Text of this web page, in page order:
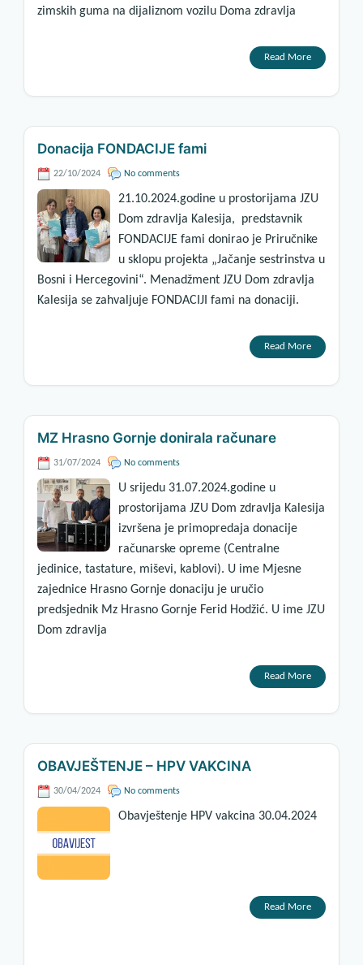
zimskih guma na dijaliznom vozilu Doma zdravlja
Read More
Donacija FONDACIJE fami
22/10/2024 No comments
21.10.2024.godine u prostorijama JZU
Dom zdravlja Kalesija, predstavnik
FONDACIJE fami donirao je Priručnike
u sklopu projekta „Jačanje sestrinstva u
Bosni i Hercegovini“. Menadžment JZU Dom zdravlja
Kalesija se zahvaljuje FONDACIJI fami na donaciji.
Read More
MZ Hrasno Gornje donirala računare
31/07/2024 No comments
U srijedu 31.07.2024.godine u
prostorijama JZU Dom zdravlja Kalesija
izvršena je primopredaja donacije
računarske opreme (Centralne
jedinice, tastature, miševi, kablovi). U ime Mjesne
zajednice Hrasno Gornje donaciju je uručio
predsjednik Mz Hrasno Gornje Ferid Hodžić. U ime JZU
Dom zdravlja
Read More
OBAVJEŠTENJE – HPV VAKCINA
30/04/2024 No comments
Obavještenje HPV vakcina 30.04.2024
Read More